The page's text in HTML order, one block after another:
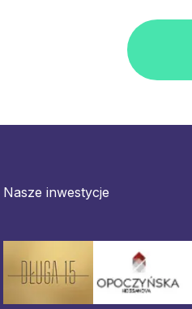
Nasze inwestycje